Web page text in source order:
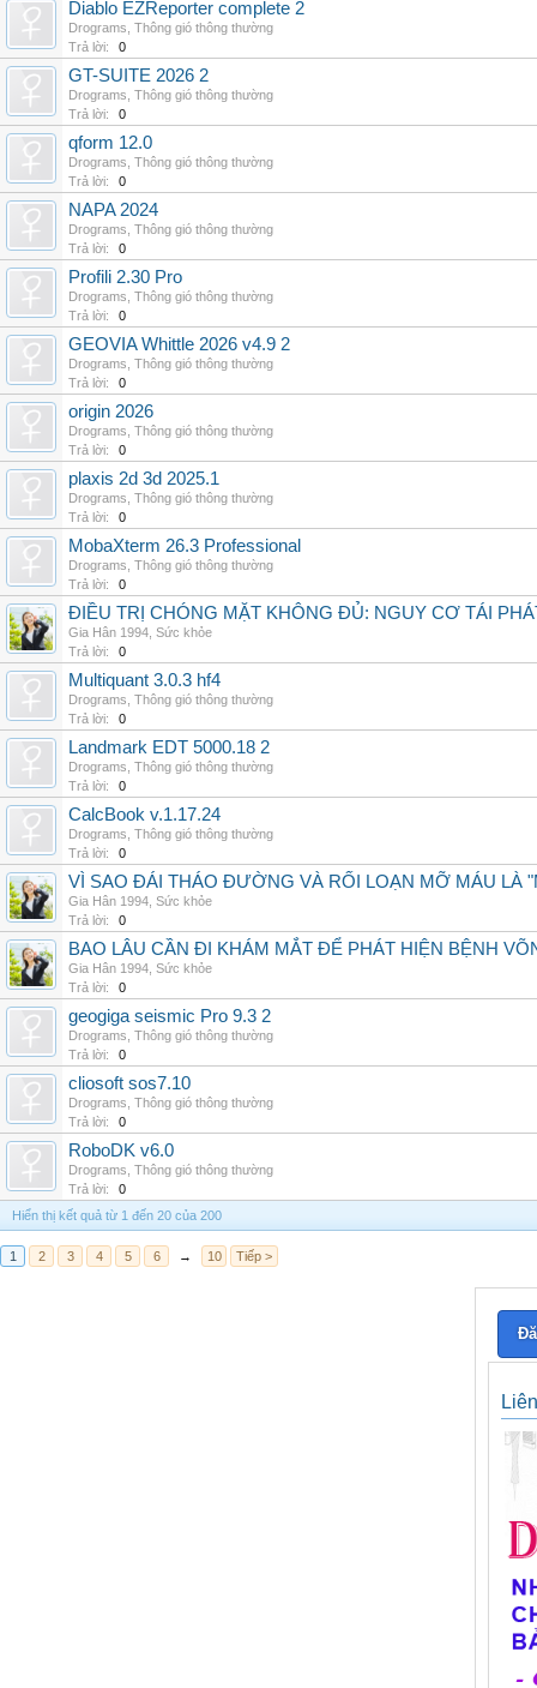
Diablo EZReporter complete 2
Drograms Thông gió thông thường
Trả lời:
0
GT-SUITE 2026 2
Drograms Thông gió thông thường
Trả lời:
0
qform 12.0
Drograms Thông gió thông thường
Trả lời:
0
NAPA 2024
Drograms Thông gió thông thường
Trả lời:
0
Profili 2.30 Pro
Drograms Thông gió thông thường
Trả lời:
0
GEOVIA Whittle 2026 v4.9 2
Drograms Thông gió thông thường
Trả lời:
0
origin 2026
Drograms Thông gió thông thường
Trả lời:
0
plaxis 2d 3d 2025.1
Drograms Thông gió thông thường
Trả lời:
0
MobaXterm 26.3 Professional
Drograms Thông gió thông thường
Trả lời:
0
ĐIỀU TRỊ CHÓNG MẶT KHÔNG ĐỦ: NGUY CƠ TÁI
Gia Hân 1994 Sức khỏe
Trả lời:
0
Multiquant 3.0.3 hf4
Drograms Thông gió thông thường
Trả lời:
0
Landmark EDT 5000.18 2
Drograms Thông gió thông thường
Trả lời:
0
CalcBook v.1.17.24
Drograms Thông gió thông thường
Trả lời:
0
VÌ SAO ĐÁI THÁO ĐƯỜNG VÀ RỐI LOẠN MỠ MÁU LÀ
Gia Hân 1994 Sức khỏe
Trả lời:
0
BAO LÂU CẦN ĐI KHÁM MẮT ĐỂ PHÁT HIỆN BỆNH
Gia Hân 1994 Sức khỏe
Trả lời:
0
geogiga seismic Pro 9.3 2
Drograms Thông gió thông thường
Trả lời:
0
cliosoft sos7.10
Drograms Thông gió thông thường
Trả lời:
0
RoboDK v6.0
Drograms Thông gió thông thường
Trả lời:
0
Hiển thị kết quả từ 1 đến 20 của 200
1 2 3 4 5 6 → 10 Tiếp >